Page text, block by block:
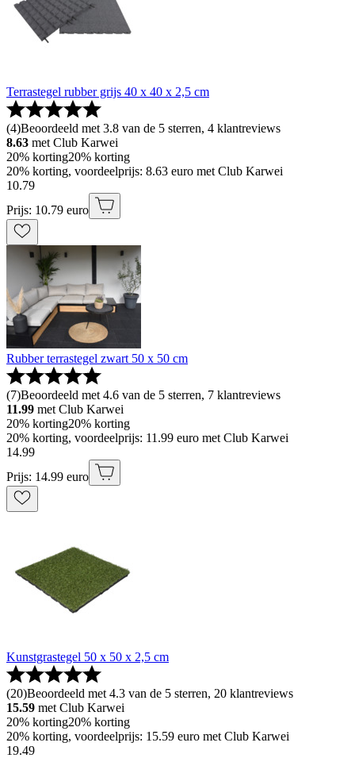
Terrastegel rubber grijs 40 x 40 x 2,5 cm
(4)Beoordeeld met 3.8 van de 5 sterren, 4 klantreviews
8.63 met Club Karwei
20% korting20% korting
20% korting, voordeelprijs: 8.63 euro met Club Karwei
10.79
Prijs: 10.79 euro
Rubber terrastegel zwart 50 x 50 cm
(7)Beoordeeld met 4.6 van de 5 sterren, 7 klantreviews
11.99 met Club Karwei
20% korting20% korting
20% korting, voordeelprijs: 11.99 euro met Club Karwei
14.99
Prijs: 14.99 euro
Kunstgrastegel 50 x 50 x 2,5 cm
(20)Beoordeeld met 4.3 van de 5 sterren, 20 klantreviews
15.59 met Club Karwei
20% korting20% korting
20% korting, voordeelprijs: 15.59 euro met Club Karwei
19.49